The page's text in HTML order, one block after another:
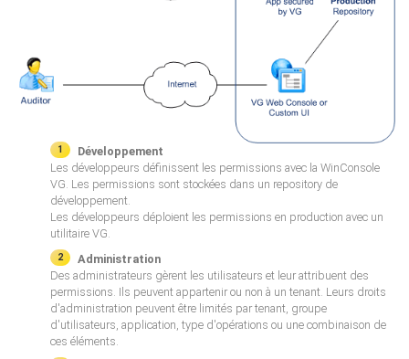
Développement
Les développeurs définissent les permissions avec la WinConsole
VG. Les permissions sont stockées dans un repository de
développement.
Les développeurs déploient les permissions en production avec un
utilitaire VG.
Administration
Des administrateurs gèrent les utilisateurs et leur attribuent des
permissions. Ils peuvent appartenir ou non à un tenant. Leurs droits
d'administration peuvent être limités par tenant, groupe
d'utilisateurs, application, type d'opérations ou une combinaison de
ces éléments.